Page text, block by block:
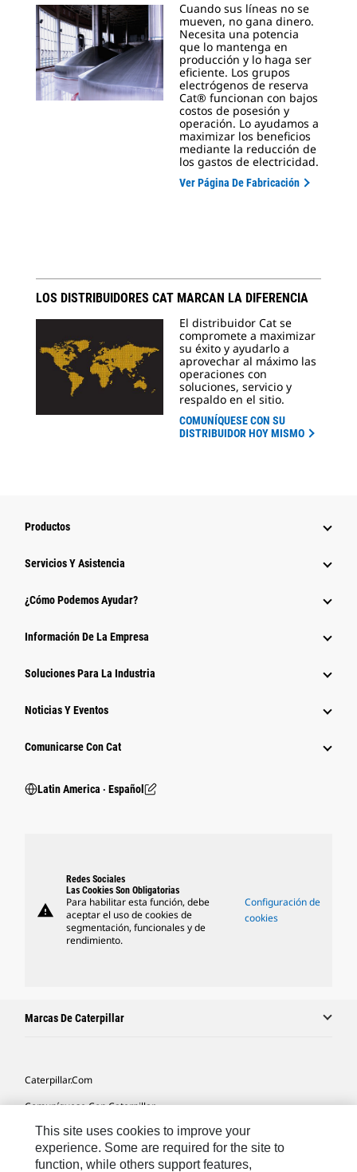
Cuando sus líneas no se
mueven, no gana dinero.
Necesita una potencia
que lo mantenga en
producción y lo haga ser
eficiente. Los grupos
electrógenos de reserva
Cat® funcionan con bajos
costos de posesión y
operación. Lo ayudamos a
maximizar los beneficios
mediante la reducción de
los gastos de electricidad.
Ver Página De Fabricación
LOS DISTRIBUIDORES CAT MARCAN LA DIFERENCIA
El distribuidor Cat se
compromete a maximizar
su éxito y ayudarlo a
aprovechar al máximo las
operaciones con
soluciones, servicio y
respaldo en el sitio.
COMUNÍQUESE CON SU
DISTRIBUIDOR HOY MISMO
Productos
Servicios Y Asistencia
¿Cómo Podemos Ayudar?
Información De La Empresa
Soluciones Para La Industria
Noticias Y Eventos
Comunicarse Con Cat
Latin America ‧ Español
warning
Redes Sociales
Las Cookies Son Obligatorias
Para habilitar esta función, debe
aceptar el uso de cookies de
segmentación, funcionales y de
rendimiento.
Configuración de
cookies
Marcas De Caterpillar
Caterpillar.com
Comuníquese Con Caterpillar
Mis Preferencias De Marketing
Mapa Del Sitio
This site uses cookies to improve your
experience. Some are required for the site to
function, while others support features,